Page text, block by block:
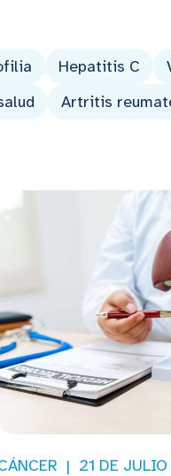
Hepatitis C
Artritis
21 DE